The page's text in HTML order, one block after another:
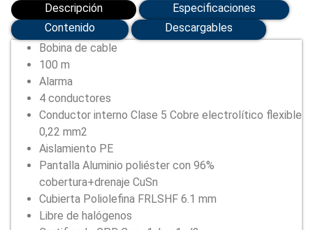
Descripción
Especificaciones
Contenido
Descargables
Bobina de cable
100 m
Alarma
4 conductores
Conductor interno Clase 5 Cobre electrolítico flexible
0,22 mm2
Aislamiento PE
Pantalla Aluminio poliéster con 96%
cobertura+drenaje CuSn
Cubierta Poliolefina FRLSHF 6.1 mm
Libre de halógenos